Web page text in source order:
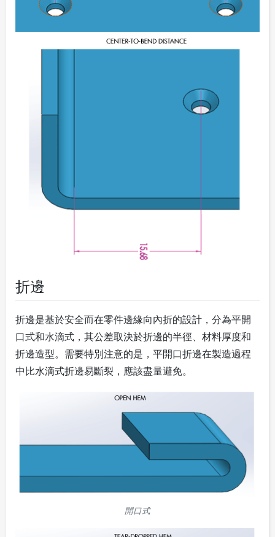
折邊
折邊是基於安全而在零件邊緣向內折的設計，分為平開
口式和水滴式，其公差取決於折邊的半徑、材料厚度和
折邊造型。需要特別注意的是，平開口折邊在製造過程
中比水滴式折邊易斷裂，應該盡量避免。
開口式